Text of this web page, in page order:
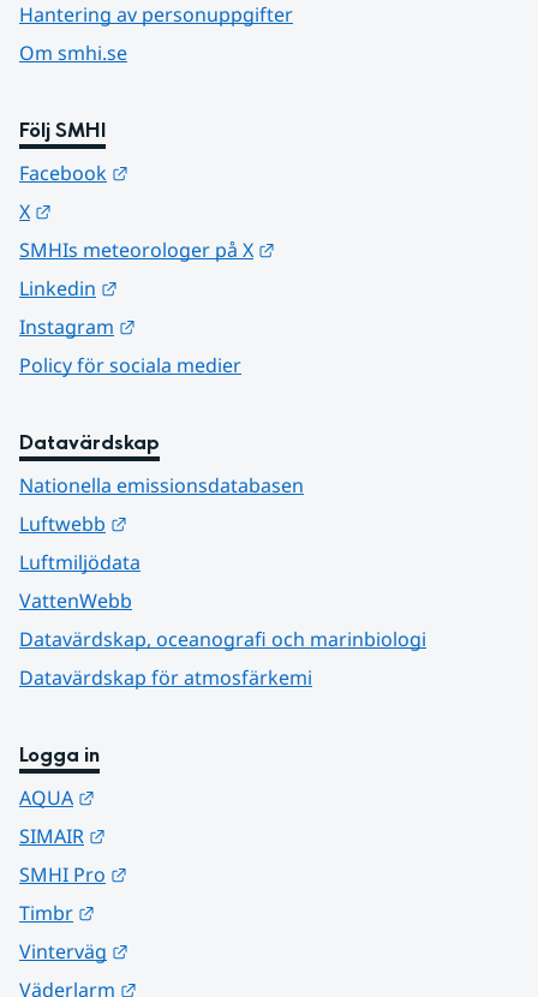
Hantering av personuppgifter
Om smhi.se
Följ SMHI
Facebook
X
SMHIs meteorologer på X
Linkedin
Instagram
Policy för sociala medier
Datavärdskap
Nationella emissionsdatabasen
Luftwebb
Luftmiljödata
VattenWebb
Datavärdskap, oceanografi och marinbiologi
Datavärdskap för atmosfärkemi
Logga in
AQUA
SIMAIR
SMHI Pro
Timbr
Vinterväg
Väderlarm